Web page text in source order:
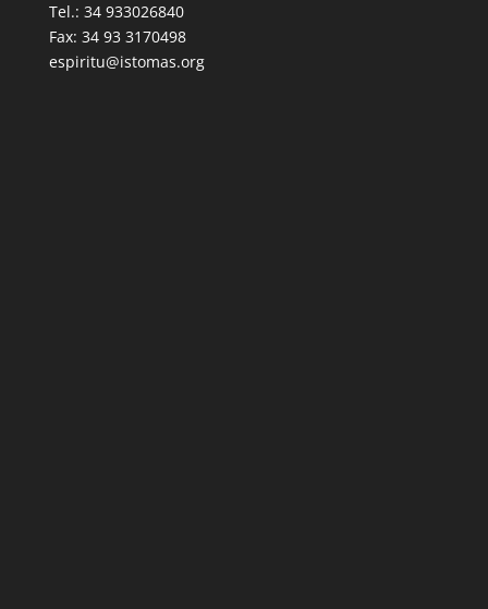
Tel.: 34 933026840
Fax: 34 93 3170498
espiritu@istomas.org